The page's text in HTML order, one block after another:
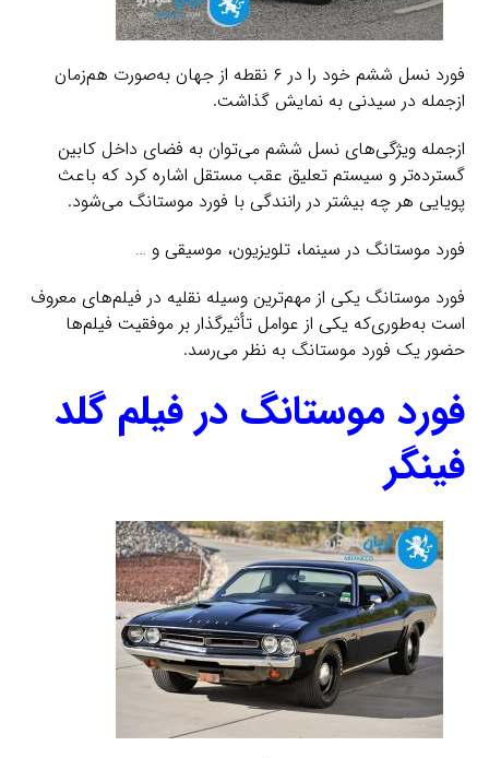
فورد نسل ششم خود را در ۶ نقطه از جهان به‌صورت هم‌زمان
ازجمله در سیدنی به نمایش گذاشت.
ازجمله ویژگی‌های نسل ششم می‌توان به فضای داخل کابین
گسترده‌تر و سیستم تعلیق عقب مستقل اشاره کرد که باعث
پویایی هر چه بیشتر در رانندگی با فورد موستانگ می‌شود.
فورد موستانگ در سینما، تلویزیون، موسیقی و …
فورد موستانگ یکی از مهم‌ترین وسیله نقلیه در فیلم‌های معروف
است به‌طوری‌که یکی از عوامل تأثیرگذار بر موفقیت فیلم‌ها
حضور یک فورد موستانگ به نظر می‌رسد.
فورد موستانگ در فیلم گلد
فینگر